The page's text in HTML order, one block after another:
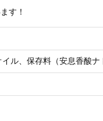
す！
ル、保存料（安息香酸ナ